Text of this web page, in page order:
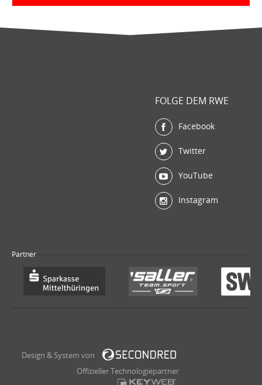
FOLGE DEM RWE
Facebook
Twitter
YouTube
Instagram
Partner
Design & System von
Offizieller Technologiepartner